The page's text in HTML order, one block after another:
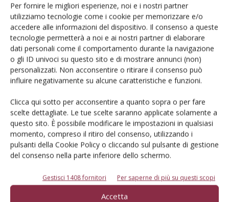
Per fornire le migliori esperienze, noi e i nostri partner
utilizziamo tecnologie come i cookie per memorizzare e/o
accedere alle informazioni del dispositivo. Il consenso a queste
tecnologie permetterà a noi e ai nostri partner di elaborare
dati personali come il comportamento durante la navigazione
o gli ID univoci su questo sito e di mostrare annunci (non)
personalizzati. Non acconsentire o ritirare il consenso può
influire negativamente su alcune caratteristiche e funzioni.
Clicca qui sotto per acconsentire a quanto sopra o per fare
scelte dettagliate. Le tue scelte saranno applicate solamente a
questo sito. È possibile modificare le impostazioni in qualsiasi
momento, compreso il ritiro del consenso, utilizzando i
pulsanti della Cookie Policy o cliccando sul pulsante di gestione
del consenso nella parte inferiore dello schermo.
Gestisci 1408 fornitori Per saperne di più su questi scopi
Accetta
L'evento ha anche messo in luce il costante impegno di
Alliance nel sostenere il mercato agricolo francese
attraverso dimostrazioni pratiche, formazione tecnica e
soluzioni pensate per le esigenze dell'agricoltura moderna.
TAG Alliance Field Day pneumatici
Facebook Twitter